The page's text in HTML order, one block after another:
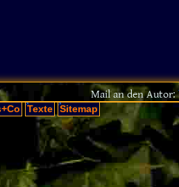
Mail an den Autor:
Texte Sitemap